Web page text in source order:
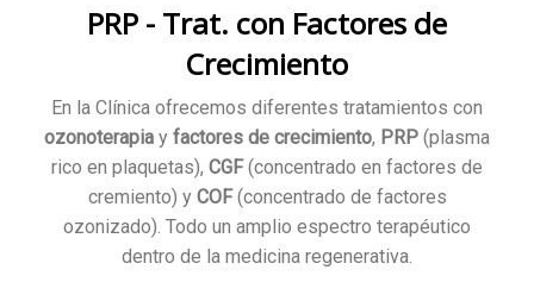
PRP - Trat. con Factores de
Crecimiento
En la Clínica ofrecemos diferentes tratamientos con
ozonoterapia y factores de crecimiento, PRP (plasma
rico en plaquetas), CGF(concentrado en factores de
cremiento) y COF(concentrado de factores
ozonizado). Todo un amplio espectro terapéutico
dentro de la medicina regenerativa.